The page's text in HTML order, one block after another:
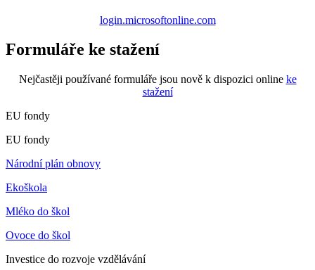
login.microsoftonline.com
Formuláře ke stažení
Nejčastěji používané formuláře jsou nově k dispozici online ke
stažení
EU fondy
EU fondy
Národní plán obnovy
Ekoškola
Mléko do škol
Ovoce do škol
Investice do rozvoje vzdělávání